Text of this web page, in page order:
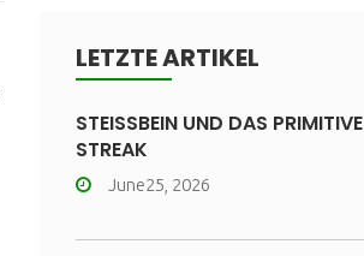
LETZTE ARTIKEL
STEISSBEIN UND DAS PRIMITIVE
STREAK
June25, 2026